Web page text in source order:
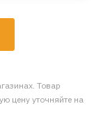
Товар
цену уточняйте на